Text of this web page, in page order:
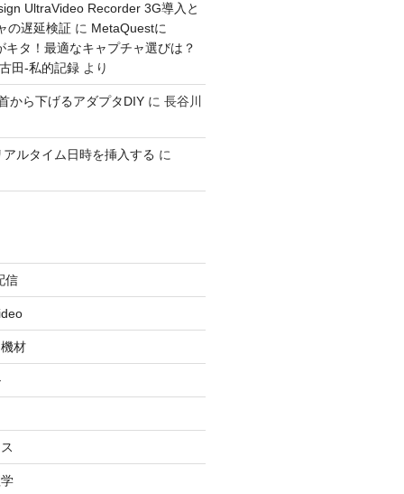
UltraVideo Recorder 3G導入と
の遅延検証に MetaQuestに
キタ！最適なキャプチャ選びは？
田-私的記録より
から下げるアダプタDIYに 長谷川
ルタイム日時を挿入する に
信
材